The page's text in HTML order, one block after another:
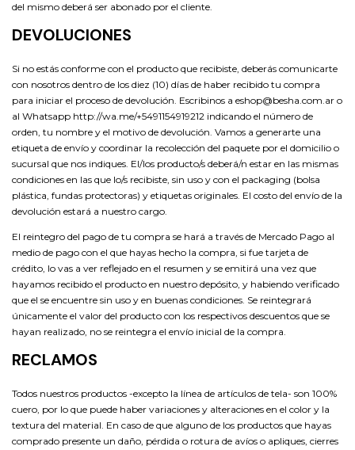
del mismo deberá ser abonado por el cliente.
DEVOLUCIONES
Si no estás conforme con el producto que recibiste, deberás comunicarte
con nosotros dentro de los diez (10) días de haber recibido tu compra
para iniciar el proceso de devolución. Escribinos a eshop@besha.com.ar o
al Whatsapp http://wa.me/+5491154919212 indicando el número de
orden, tu nombre y el motivo de devolución. Vamos a generarte una
etiqueta de envío y coordinar la recolección del paquete por el domicilio o
sucursal que nos indiques. El/los producto/s deberá/n estar en las mismas
condiciones en las que lo/s recibiste, sin uso y con el packaging (bolsa
plástica, fundas protectoras) y etiquetas originales. El costo del envío de la
devolución estará a nuestro cargo.
El reintegro del pago de tu compra se hará a través de Mercado Pago al
medio de pago con el que hayas hecho la compra, si fue tarjeta de
crédito, lo vas a ver reflejado en el resumen y se emitirá una vez que
hayamos recibido el producto en nuestro depósito, y habiendo verificado
que el se encuentre sin uso y en buenas condiciones. Se reintegrará
únicamente el valor del producto con los respectivos descuentos que se
hayan realizado, no se reintegra el envío inicial de la compra.
RECLAMOS
Todos nuestros productos -excepto la línea de artículos de tela- son 100%
cuero, por lo que puede haber variaciones y alteraciones en el color y la
textura del material. En caso de que alguno de los productos que hayas
comprado presente un daño, pérdida o rotura de avíos o apliques, cierres